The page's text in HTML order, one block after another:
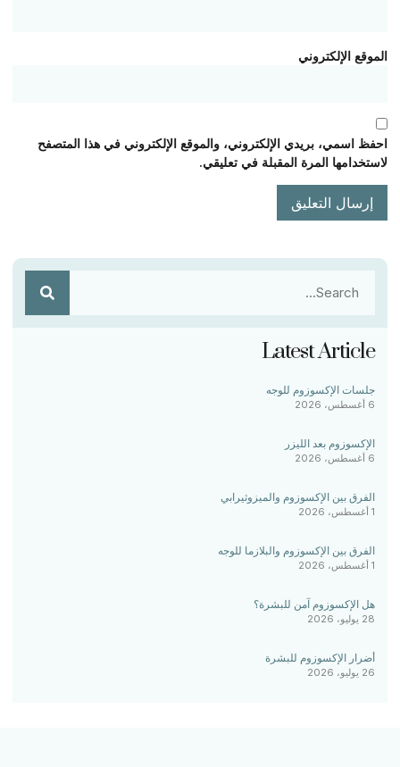
الموقع الإلكتروني
احفظ اسمي، بريدي الإلكتروني، والموقع الإلكتروني في هذا المتصفح
لاستخدامها المرة المقبلة في تعليقي.
Latest Article
جلسات الإكسوزوم للوجه
6 أغسطس، 2026
الإكسوزوم بعد الليزر
6 أغسطس، 2026
الفرق بين الإكسوزوم والميزوثيرابي
1 أغسطس، 2026
الفرق بين الإكسوزوم والبلازما للوجه
1 أغسطس، 2026
هل الإكسوزوم آمن للبشرة؟
28 يوليو، 2026
أضرار الإكسوزوم للبشرة
26 يوليو، 2026